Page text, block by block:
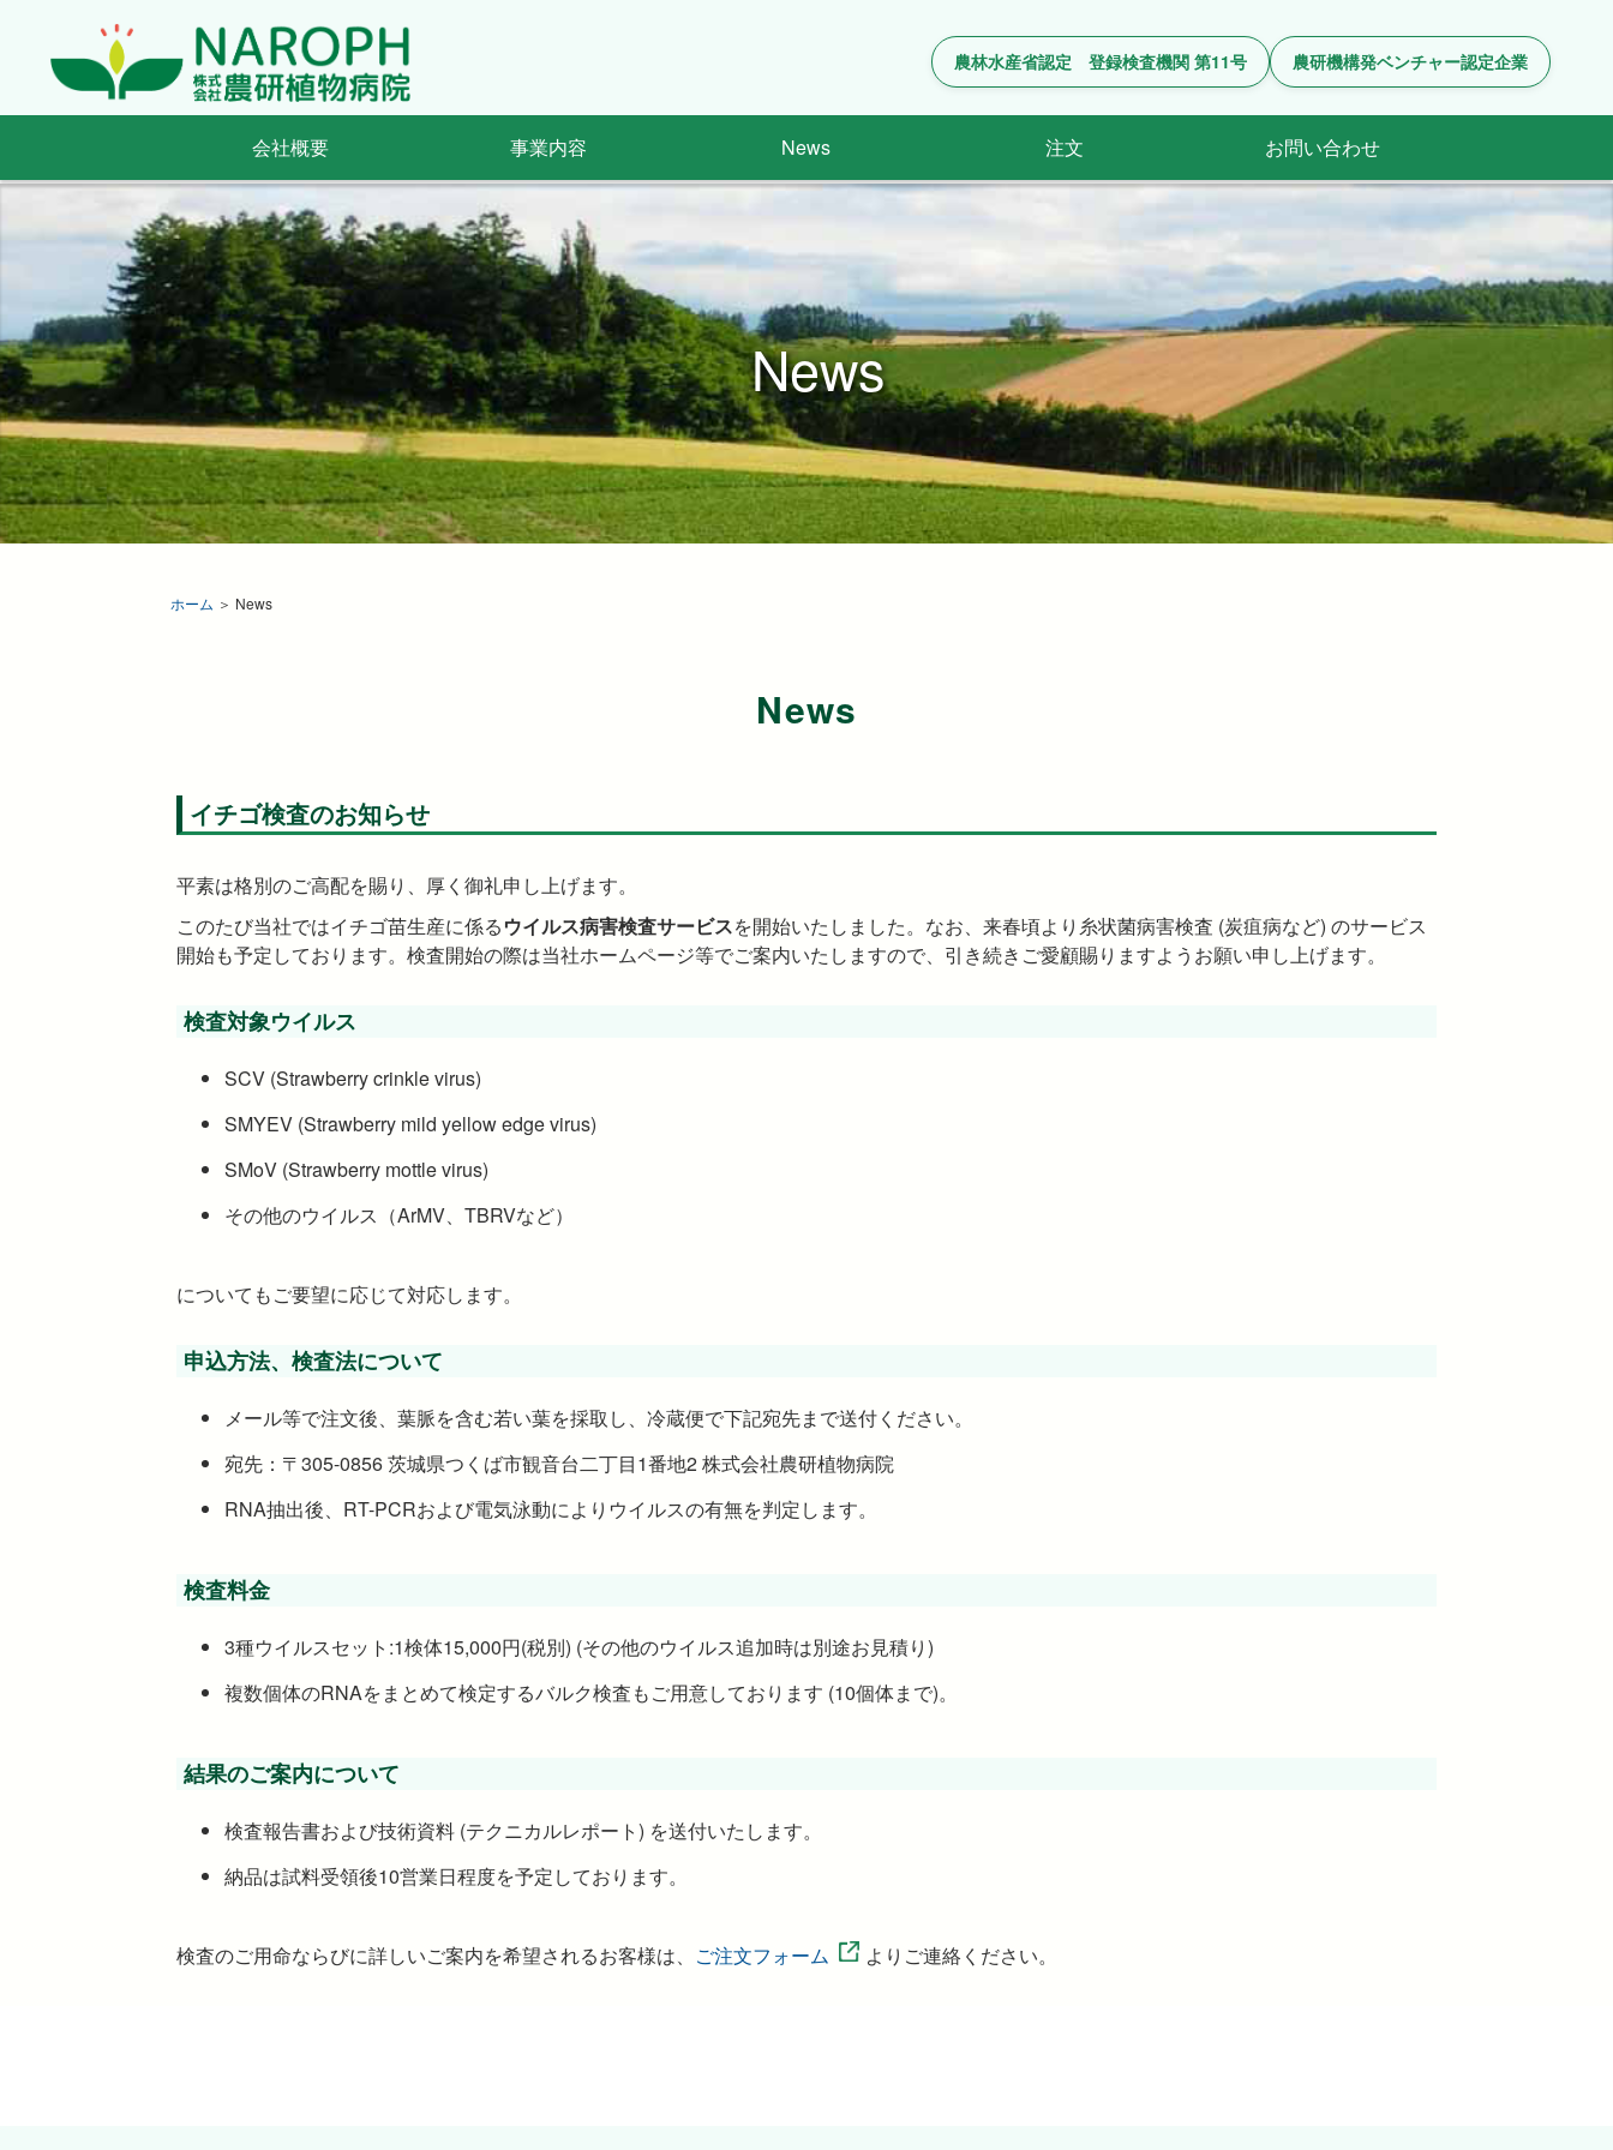
農林水産省認定 登録検査機関 第11号 農研機構発ベンチャー認定企業
会社概要 事業内容 News 注文 お問い合わせ
News
ホーム ＞ News
News
イチゴ検査のお知らせ
平素は格別のご高配を賜り、厚く御礼申し上げます。
このたび当社ではイチゴ苗生産に係るウイルス病害検査サービスを開始いたしました。なお、来春頃より糸状菌病害検査 (炭疽病など) のサービス
開始も予定しております。検査開始の際は当社ホームページ等でご案内いたしますので、引き続きご愛顧賜りますようお願い申し上げます。
検査対象ウイルス
SCV (Strawberry crinkle virus)
SMYEV (Strawberry mild yellow edge virus)
SMoV (Strawberry mottle virus)
その他のウイルス（ArMV、TBRVなど）
についてもご要望に応じて対応します。
申込方法、検査法について
メール等で注文後、葉脈を含む若い葉を採取し、冷蔵便で下記宛先まで送付ください。
宛先：〒305-0856 茨城県つくば市観音台二丁目1番地2 株式会社農研植物病院
RNA抽出後、RT-PCRおよび電気泳動によりウイルスの有無を判定します。
検査料金
3種ウイルスセット:1検体15,000円(税別) (その他のウイルス追加時は別途お見積り)
複数個体のRNAをまとめて検定するバルク検査もご用意しております (10個体まで)。
結果のご案内について
検査報告書および技術資料 (テクニカルレポート) を送付いたします。
納品は試料受領後10営業日程度を予定しております。
検査のご用命ならびに詳しいご案内を希望されるお客様は、 ご注文フォーム よりご連絡ください。